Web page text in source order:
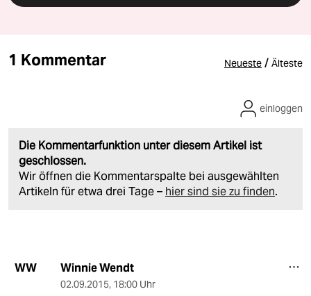
1 Kommentar Neueste / Älteste
Die Kommentarfunktion unter diesem Artikel ist
geschlossen.
Wir öffnen die Kommentarspalte bei ausgewählten
Artikeln für etwa drei Tage – hier sind sie zu finden.
einloggen
WW Winnie Wendt
02.09.2015, 18:00 Uhr